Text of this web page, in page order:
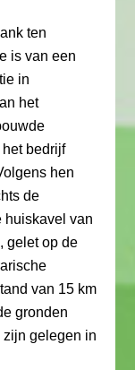
ten
is van een
in
het
bedrijf
hen
de
huiskavel van
gelet op de
van 15 km
gronden
gelegen in